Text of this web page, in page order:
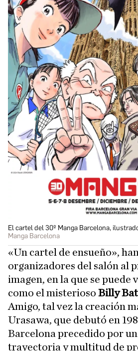
El cartel del 30º Manga Barcelona,
Manga Barcelona
«Un cartel de ensueño»,
organizadores del salón al
imagen, en la que se puede
como el misterioso Billy Bat
Amigo, tal vez la creación
Urasawa, que debutó en
Barcelona precedido por
trayectoria y multitud de